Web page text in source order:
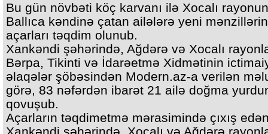
Bu gün növbəti köç karvanı ilə Xocalı
Ballıca kəndinə çatan ailələrə yeni
açarları təqdim olunub.
Xankəndi şəhərində, Ağdərə və Xocalı
Bərpa, Tikinti və İdarəetmə Xidmətinin
əlaqələr şöbəsindən Modern.az-a verilən
görə, 83 nəfərdən ibarət 21 ailə doğma
qovuşub.
Açarların təqdimetmə mərasimində çıxış